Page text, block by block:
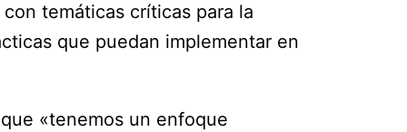
temáticas críticas para la
que puedan implementar en
«tenemos un enfoque